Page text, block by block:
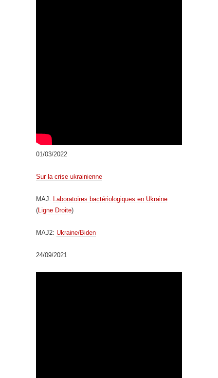
01/03/2022
Sur la crise ukrainienne
MAJ: Laboratoires bactériologiques en Ukraine
(Ligne Droite)
MAJ2: Ukraine/Biden
24/09/2021